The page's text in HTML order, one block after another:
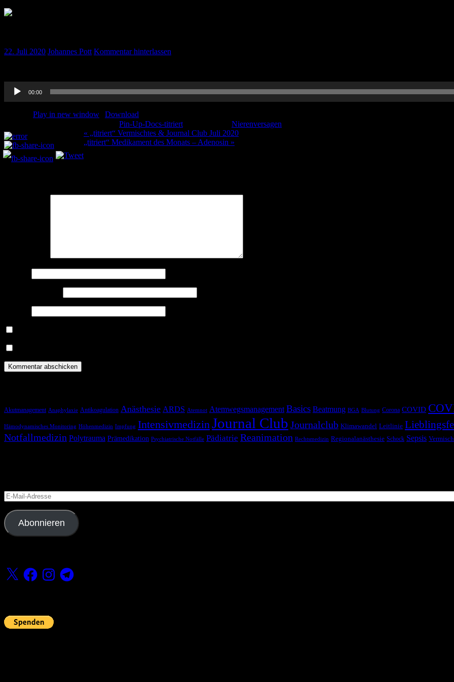
22. Juli 2020 Johannes Pott Kommentar hinterlassen
Audio-
Player
00:00
Play in new window
Download
Pin-Up-Docs-titriert Nierenversagen
Beitragsnavigation« „titriert“ Vermischtes & Journal Club Juli 2020
„titriert“ Medikament des Monats – Adenosin »
Akutmanagement Anaphylaxie Antikoagulation Anästhesie ARDS Atemnot Atemwegsmanagement Basics Beatmung BGA Blutung Corona COVID
Hämodynamisches Monitoring Höhenmedizin Impfung IntensivmedizinJournal Club Journalclub Klimawandel Leitlinie
Notfallmedizin Polytrauma Prämedikation Psychiatrische Notfälle Pädiatrie Reanimation Rechtsmedizin Regionalanästhesie Schock Sepsis
E-
Mail-
Adresse
Abonnieren
X FacebookInstagramTelegram